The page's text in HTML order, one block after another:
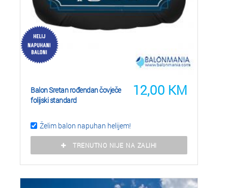
12,00 KM
Balon Sretan rođendan čovječe
folijski standard
Želim balon napuhan helijem!
TRENUTNO NIJE NA ZALIHI